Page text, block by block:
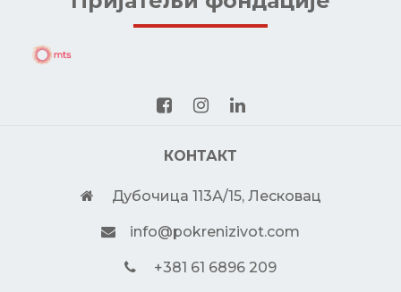
КОНТАКТ
Дубочица 113А/15, Лесковац
info@pokrenizivot.com
+381 61 6896 209